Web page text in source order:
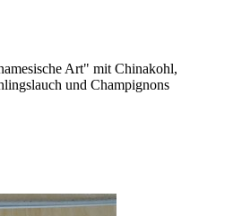
Art" mit Chinakohl,
und Champignons